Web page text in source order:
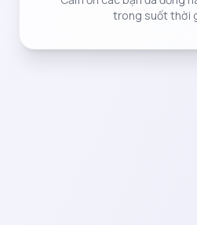
trong suốt thời